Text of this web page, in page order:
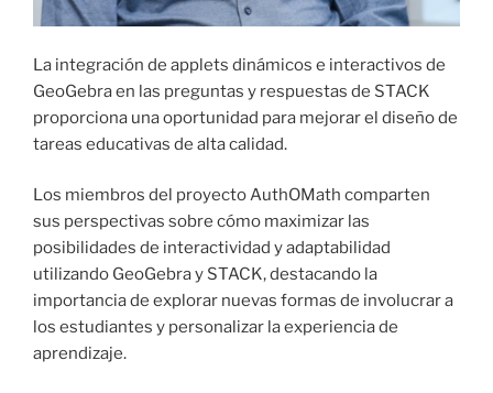
La integración de applets dinámicos e interactivos de
GeoGebra en las preguntas y respuestas de STACK
proporciona una oportunidad para mejorar el diseño de
tareas educativas de alta calidad.
Los miembros del proyecto AuthOMath comparten
sus perspectivas sobre cómo maximizar las
posibilidades de interactividad y adaptabilidad
utilizando GeoGebra y STACK, destacando la
importancia de explorar nuevas formas de involucrar a
los estudiantes y personalizar la experiencia de
aprendizaje.